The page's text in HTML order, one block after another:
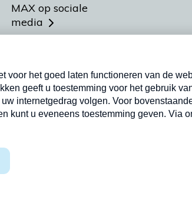
MAX op sociale
media
Meldpunt Actueel
Heel Holland Bakt
Nieuwsbrief
Neem hier een gratis